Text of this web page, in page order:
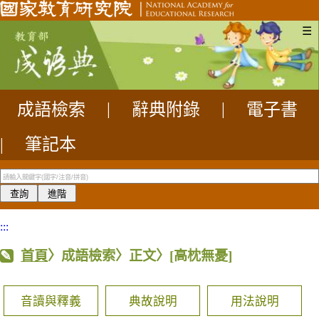
☰
成語檢索 辭典附錄
電子書
|
筆記本
:::
首頁〉成語檢索〉正文〉 [高枕無憂]
音讀與釋義 典故說明 用法說明